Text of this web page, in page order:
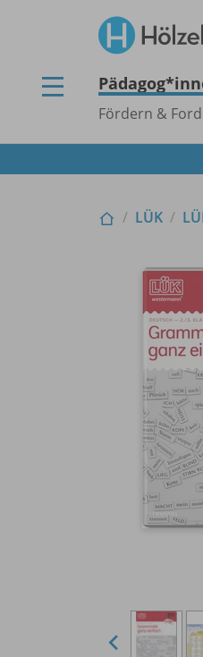
Fördern &
LÜK